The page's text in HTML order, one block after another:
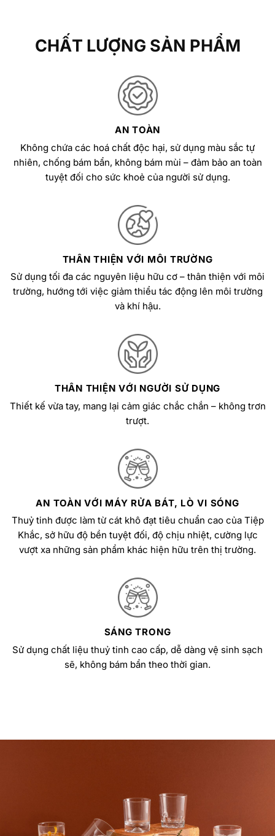
CHẤT LƯỢNG SẢN PHẨM
AN TOÀN
Không chứa các hoá chất độc hại, sử dụng màu sắc tự
nhiên, chống bám bẩn, không bám mùi – đảm bảo an toàn
tuyệt đối cho sức khoẻ của người sử dụng.
THÂN THIỆN VỚI MÔI TRƯỜNG
Sử dụng tối đa các nguyên liệu hữu cơ – thân thiện với môi
trường, hướng tới việc giảm thiểu tác động lên môi trường
và khí hậu.
THÂN THIỆN VỚI NGƯỜI SỬ DỤNG
Thiết kế vừa tay, mang lại cảm giác chắc chắn – không trơn
trượt.
AN TOÀN VỚI MÁY RỬA BÁT, LÒ VI SÓNG
Thuỷ tinh được làm từ cát khô đạt tiêu chuẩn cao của Tiệp
Khắc, sở hữu độ bền tuyệt đối, độ chịu nhiệt, cường lực
vượt xa những sản phẩm khác hiện hữu trên thị trường.
SÁNG TRONG
Sử dụng chất liệu thuỷ tinh cao cấp, dễ dàng vệ sinh sạch
sẽ, không bám bẩn theo thời gian.